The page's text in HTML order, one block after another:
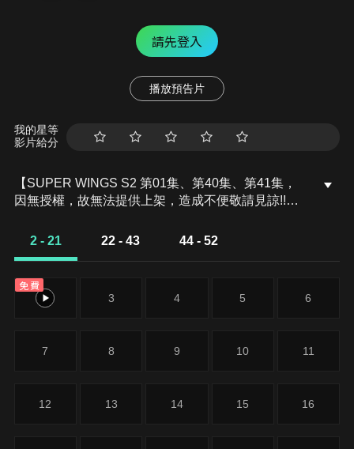
請先登入
播放預告片
我的星等
影片給分
【SUPER WINGS S2 第01集、第40集、第41集，
因無授權，故無法提供上架，造成不便敬請見諒!!】
送到時他發現黑熊多吉的兒子受困了，於是他便自告
2 - 21 22 - 43 44 - 52
免費
2 3 4 5 6
7 8 9 10 11
12 13 14 15 16